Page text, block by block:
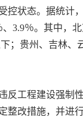
控状态。据统计
、3.9％。其中，
下；贵州、吉林
工程建设强制性
整改措施，并进